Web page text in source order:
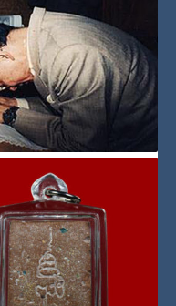
ศานุวงศ์ , รัชกาลที่ 5, โชว์พระ
5
ที่ 9
ลวง (ร.๙) ทรงขับร